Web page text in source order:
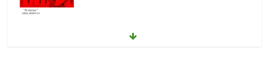
Θοδωρής Φέρρης